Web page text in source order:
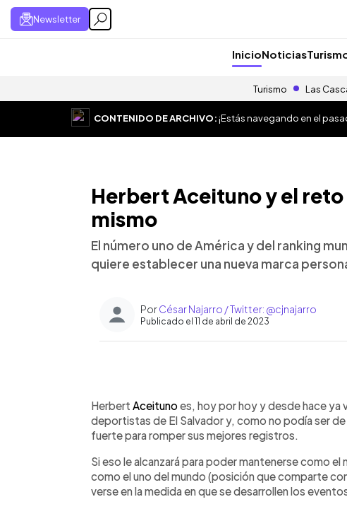
Newsletter
InicioNoticias
Turismo Las
CONTENIDO DE ARCHIVO:¡Estás navegando en el
Herbert Aceituno y el reto
mismo
El número uno de América y del ranking
quiere establecer una nueva marca
PorCésar Najarro / Twitter: @cjnajarro
Publicado el 11 de abril de 2023
► Escuchar artículo
Herbert Aceitunoes, hoy por hoy y desde hace ya
deportistas de El Salvador y, como no podía ser
fuerte para romper sus mejores registros.
Si eso le alcanzará para poder mantenerse como
como el uno del mundo (posición que comparte
verse en la medida en que se desarrollen los